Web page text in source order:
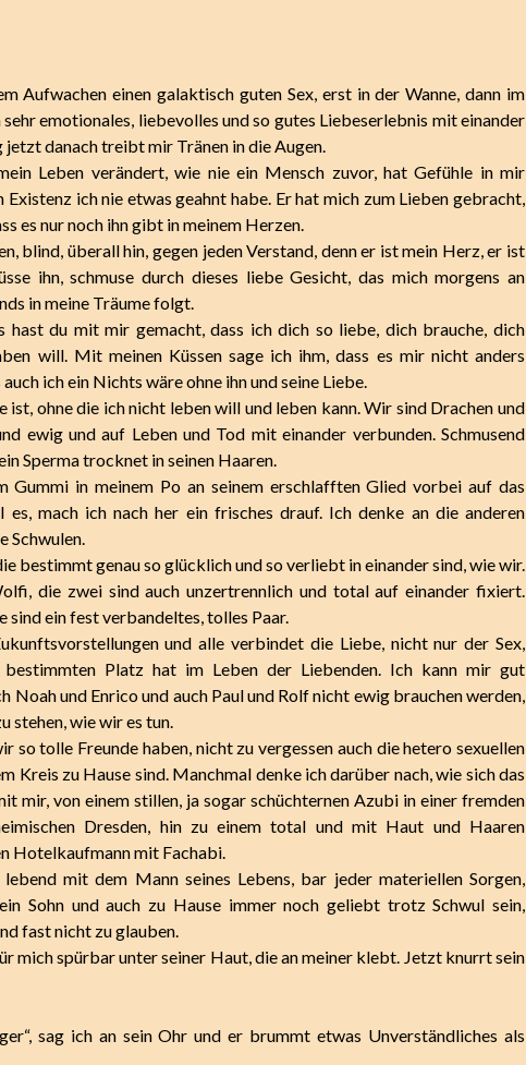
Aufwachen einen galaktisch guten Sex, erst in der Wanne, dann im
emotionales, liebevolles und so gutes Liebeserlebnis mit einander
jetzt danach treibt mir Tränen in die Augen.
Leben verändert, wie nie ein Mensch zuvor, hat Gefühle in mir
Existenz ich nie etwas geahnt habe. Er hat mich zum Lieben gebracht,
es nur noch ihn gibt in meinem Herzen.
blind, überall hin, gegen jeden Verstand, denn er ist mein Herz, er ist
ihn, schmuse durch dieses liebe Gesicht, das mich morgens an
in meine Träume folgt.
hast du mit mir gemacht, dass ich dich so liebe, dich brauche, dich
will. Mit meinen Küssen sage ich ihm, dass es mir nicht anders
ich ein Nichts wäre ohne ihn und seine Liebe.
ist, ohne die ich nicht leben will und leben kann. Wir sind Drachen und
ewig und auf Leben und Tod mit einander verbunden. Schmusend
Sperma trocknet in seinen Haaren.
Gummi in meinem Po an seinem erschlafften Glied vorbei auf das
es, mach ich nach her ein frisches drauf. Ich denke an die anderen
Schwulen.
bestimmt genau so glücklich und so verliebt in einander sind, wie wir.
die zwei sind auch unzertrennlich und total auf einander fixiert.
sind ein fest verbandeltes, tolles Paar.
und alle verbindet die Liebe, nicht nur der Sex,
Platz hat im Leben der Liebenden. Ich kann mir gut
Noah und Enrico und auch Paul und Rolf nicht ewig brauchen werden,
stehen, wie wir es tun.
so tolle Freunde haben, nicht zu vergessen auch die hetero sexuellen
Kreis zu Hause sind. Manchmal denke ich darüber nach, wie sich das
mir, von einem stillen, ja sogar schüchternen Azubi in einer fremden
Dresden, hin zu einem total und mit Haut und Haaren
Hotelkaufmann mit Fachabi.
mit dem Mann seines Lebens, bar jeder materiellen Sorgen,
Sohn und auch zu Hause immer noch geliebt trotz Schwul sein,
fast nicht zu glauben.
mich spürbar unter seiner Haut, die an meiner klebt. Jetzt knurrt sein
sag ich an sein Ohr und er brummt etwas Unverständliches als